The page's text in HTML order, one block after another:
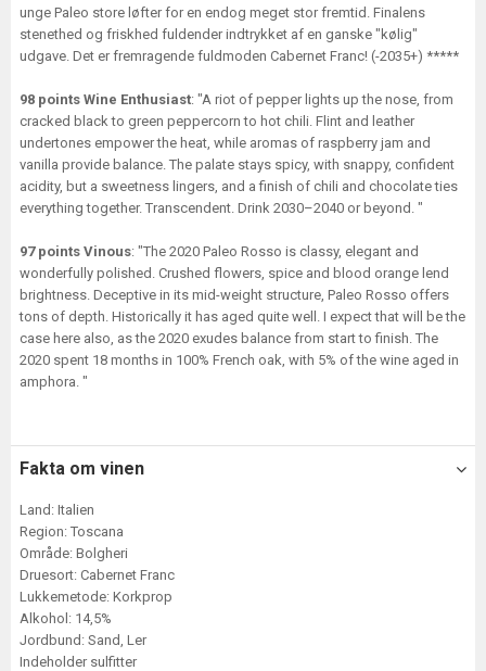
unge Paleo store løfter for en endog meget stor fremtid. Finalens
stenethed og friskhed fuldender indtrykket af en ganske "kølig"
udgave. Det er fremragende fuldmoden Cabernet Franc! (-2035+) *****
98 points Wine Enthusiast: "A riot of pepper lights up the nose, from
cracked black to green peppercorn to hot chili. Flint and leather
undertones empower the heat, while aromas of raspberry jam and
vanilla provide balance. The palate stays spicy, with snappy, confident
acidity, but a sweetness lingers, and a finish of chili and chocolate ties
everything together. Transcendent. Drink 2030–2040 or beyond. "
97 points Vinous: "The 2020 Paleo Rosso is classy, elegant and
wonderfully polished. Crushed flowers, spice and blood orange lend
brightness. Deceptive in its mid-weight structure, Paleo Rosso offers
tons of depth. Historically it has aged quite well. I expect that will be the
case here also, as the 2020 exudes balance from start to finish. The
2020 spent 18 months in 100% French oak, with 5% of the wine aged in
amphora. "
Fakta om vinen
Land: Italien
Region: Toscana
Område: Bolgheri
Druesort: Cabernet Franc
Lukkemetode: Korkprop
Alkohol: 14,5%
Jordbund: Sand, Ler
Indeholder sulfitter